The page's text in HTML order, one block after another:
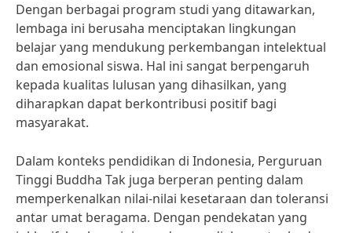
Dengan berbagai program studi yang ditawarkan,
lembaga ini berusaha menciptakan lingkungan
belajar yang mendukung perkembangan intelektual
dan emosional siswa. Hal ini sangat berpengaruh
kepada kualitas lulusan yang dihasilkan, yang
diharapkan dapat berkontribusi positif bagi
masyarakat.
Dalam konteks pendidikan di Indonesia, Perguruan
Tinggi Buddha Tak juga berperan penting dalam
memperkenalkan nilai-nilai kesetaraan dan toleransi
antar umat beragama. Dengan pendekatan yang